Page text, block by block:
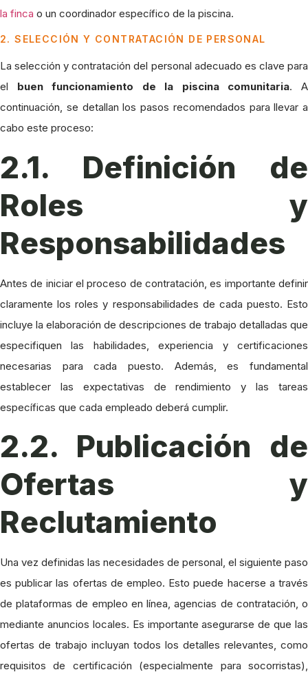
la finca o un coordinador específico de la piscina.
2. SELECCIÓN Y CONTRATACIÓN DE PERSONAL
La selección y contratación del personal adecuado es clave para
el buen funcionamiento de la piscina comunitaria. A
continuación, se detallan los pasos recomendados para llevar a
cabo este proceso:
2.1. Definición de
Roles y
Responsabilidades
Antes de iniciar el proceso de contratación, es importante definir
claramente los roles y responsabilidades de cada puesto. Esto
incluye la elaboración de descripciones de trabajo detalladas que
especifiquen las habilidades, experiencia y certificaciones
necesarias para cada puesto. Además, es fundamental
establecer las expectativas de rendimiento y las tareas
específicas que cada empleado deberá cumplir.
2.2. Publicación de
Ofertas y
Reclutamiento
Una vez definidas las necesidades de personal, el siguiente paso
es publicar las ofertas de empleo. Esto puede hacerse a través
de plataformas de empleo en línea, agencias de contratación, o
mediante anuncios locales. Es importante asegurarse de que las
ofertas de trabajo incluyan todos los detalles relevantes, como
requisitos de certificación (especialmente para socorristas),